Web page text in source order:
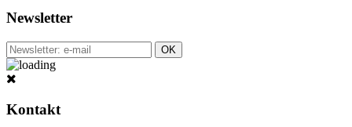
Newsletter
Kontakt